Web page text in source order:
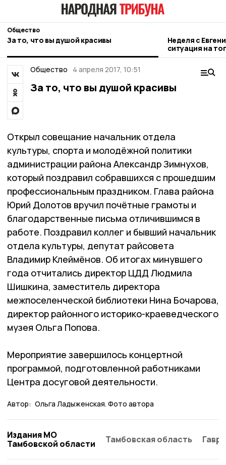
Общество
За то, что вы душой красивы
Неделя с
ситуация на
городе и
Общество
4 апреля 2017, 10:51
За то, что вы душой красивы
Открыл совещание начальник отдела
культуры, спорта и молодёжной политики
администрации района Александр Зимнухов,
который поздравил собравшихся с прошедшим
профессиональным праздником. Глава района
Юрий Долотов вручил почётные грамоты и
благодарственные письма отличившимся в
работе. Поздравил коллег и бывший начальник
отдела культуры, депутат райсовета
Владимир Клей­мёнов. Об итогах минувшего
года отчитались директор ЦДД Людмила
Шишкина, заместитель директора
межпоселенческой библиотеки Нина Бочарова,
директор районного историко-краеведческого
музея Ольга Попова.
Мероприятие завершилось концертной
программой, подготовленной работниками
Центра досуговой деятельности.
Автор: Ольга Ладыженская. Фото автора
Издания МО
Тамбовской области
Тамбовская область